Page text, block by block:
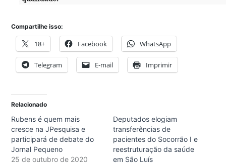
Compartilhe isso:
18+ Facebook WhatsApp
Telegram E-mail Imprimir
Relacionado
Rubens é quem mais
cresce na JPesquisa e
participará de debate do
Jornal Pequeno
25 de outubro de 2020
Deputados elogiam
transferências de
pacientes do Socorrão I e
reestruturação da saúde
em São Luís